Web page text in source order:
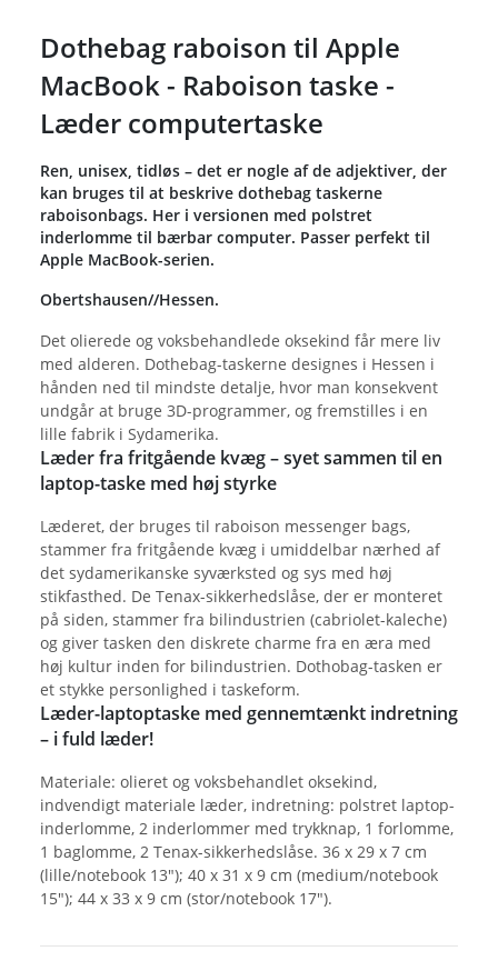
Dothebag raboison til Apple
MacBook - Raboison taske -
Læder computertaske
Ren, unisex, tidløs – det er nogle af de adjektiver, der
kan bruges til at beskrive dothebag taskerne
raboisonbags. Her i versionen med polstret
inderlomme til bærbar computer. Passer perfekt til
Apple MacBook-serien.
Obertshausen//Hessen.
Det olierede og voksbehandlede oksekind får mere liv
med alderen. Dothebag-taskerne designes i Hessen i
hånden ned til mindste detalje, hvor man konsekvent
undgår at bruge 3D-programmer, og fremstilles i en
lille fabrik i Sydamerika.
Læder fra fritgående kvæg – syet sammen til en
laptop-taske med høj styrke
Læderet, der bruges til raboison messenger bags,
stammer fra fritgående kvæg i umiddelbar nærhed af
det sydamerikanske syværksted og sys med høj
stikfasthed. De Tenax-sikkerhedslåse, der er monteret
på siden, stammer fra bilindustrien (cabriolet-kaleche)
og giver tasken den diskrete charme fra en æra med
høj kultur inden for bilindustrien. Dothobag-tasken er
et stykke personlighed i taskeform.
Læder-laptoptaske med gennemtænkt indretning
– i fuld læder!
Materiale: olieret og voksbehandlet oksekind,
indvendigt materiale læder, indretning: polstret laptop-
inderlomme, 2 inderlommer med trykknap, 1 forlomme,
1 baglomme, 2 Tenax-sikkerhedslåse. 36 x 29 x 7 cm
(lille/notebook 13"); 40 x 31 x 9 cm (medium/notebook
15"); 44 x 33 x 9 cm (stor/notebook 17").